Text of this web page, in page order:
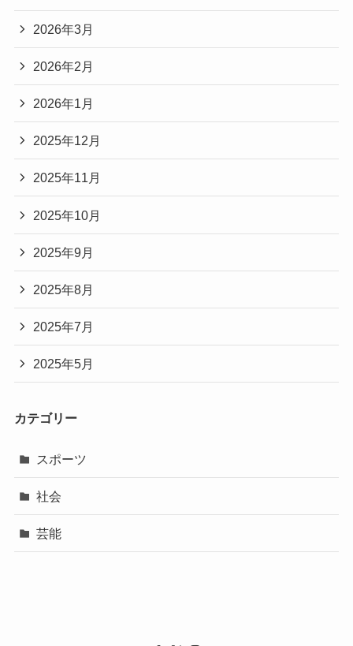
2026年3月
2026年2月
2026年1月
2025年12月
2025年11月
2025年10月
2025年9月
2025年8月
2025年7月
2025年5月
カテゴリー
スポーツ
社会
芸能